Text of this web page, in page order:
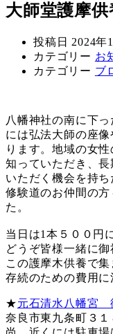
大師堂護摩供
投稿日 2024年
カテゴリー お
カテゴリー ブ
八幡神社の南に下
には弘法大師の座
ります。地域の女
知っていただき、
いただく機会を持
修験道のお仲間の
た。
当日は1本５００円
どうぞ皆様一緒に
この護摩木供養で
存続のための費用に
★元石清水八幡宮
奈良市東九条町３１